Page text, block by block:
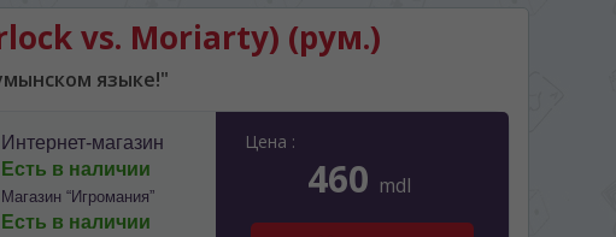
vs. Moriarty) (рум.)
языке!"
Цена :
460 mdl
Интернет-магазин
Есть в наличии
Магазин “Игромания”
Есть в наличии